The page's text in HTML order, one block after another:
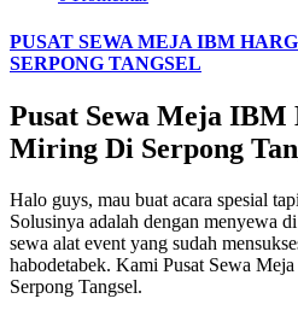
PUSAT SEWA MEJA IBM
SERPONG TANGSEL
Pusat Sewa Meja IBM
Miring Di Serpong
Halo guys, mau buat acara spesial
Solusinya adalah dengan menyewa
sewa alat event yang sudah
habodetabek. Kami Pusat Sewa
Serpong Tangsel.